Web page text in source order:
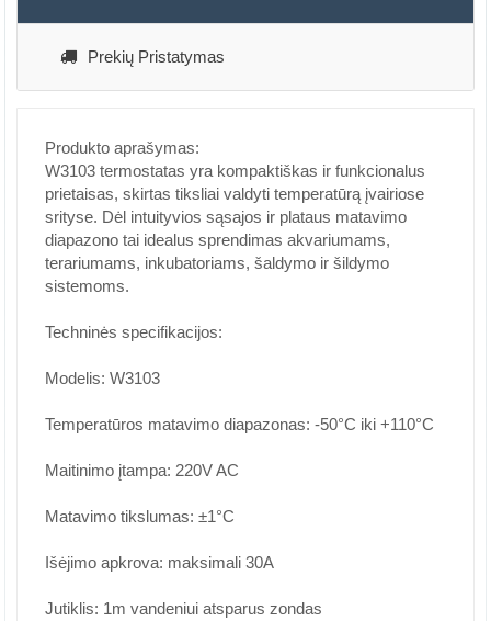
Prekių Pristatymas
Produkto aprašymas:
W3103 termostatas yra kompaktiškas ir funkcionalus
prietaisas, skirtas tiksliai valdyti temperatūrą įvairiose
srityse. Dėl intuityvios sąsajos ir plataus matavimo
diapazono tai idealus sprendimas akvariumams,
terariumams, inkubatoriams, šaldymo ir šildymo
sistemoms.
Techninės specifikacijos:
Modelis: W3103
Temperatūros matavimo diapazonas: -50°C iki +110°C
Maitinimo įtampa: 220V AC
Matavimo tikslumas: ±1°C
Išėjimo apkrova: maksimali 30A
Jutiklis: 1m vandeniui atsparus zondas